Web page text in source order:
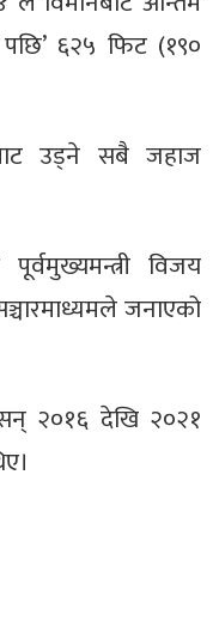
६२५ फिट (१९०
उड्ने सबै जहाज
पूर्वमुख्यमन्त्री विजय
जनाएको
सन् २०१६ देखि २०२१